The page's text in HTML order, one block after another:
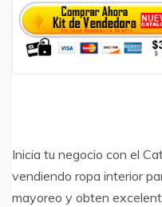
Inicia tu negocio con el
vendiendo ropa interior
mayoreo y obten